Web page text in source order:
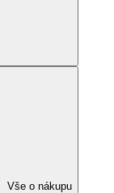
Vše o nákupu